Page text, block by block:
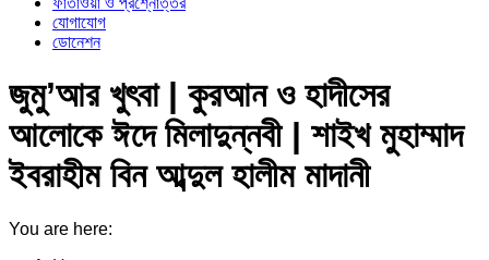
যোগাযোগ
ডোনেশন
জুমু’আর খুৎবা | কুরআন ও হাদীসের
আলোকে ঈদে মিলাদুন্নবী | শাইখ মুহাম্মাদ
ইবরাহীম বিন আব্দুল হালীম মাদানী
You are here: